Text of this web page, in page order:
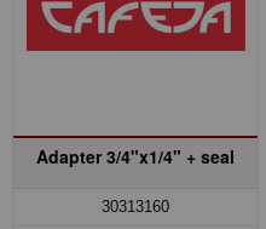
Adapter 3/4"x1/4" + seal
30313160